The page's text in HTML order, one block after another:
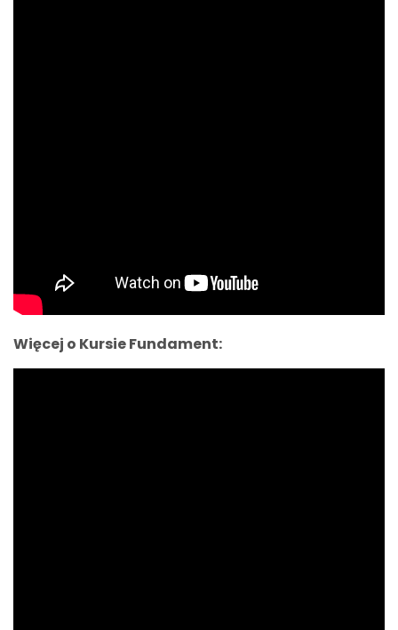
Więcej o Kursie Fundament: